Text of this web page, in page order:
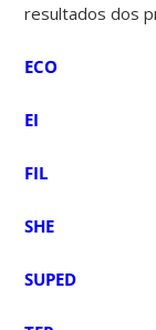
resultados dos
ECO
EI
FIL
SHE
SUPED